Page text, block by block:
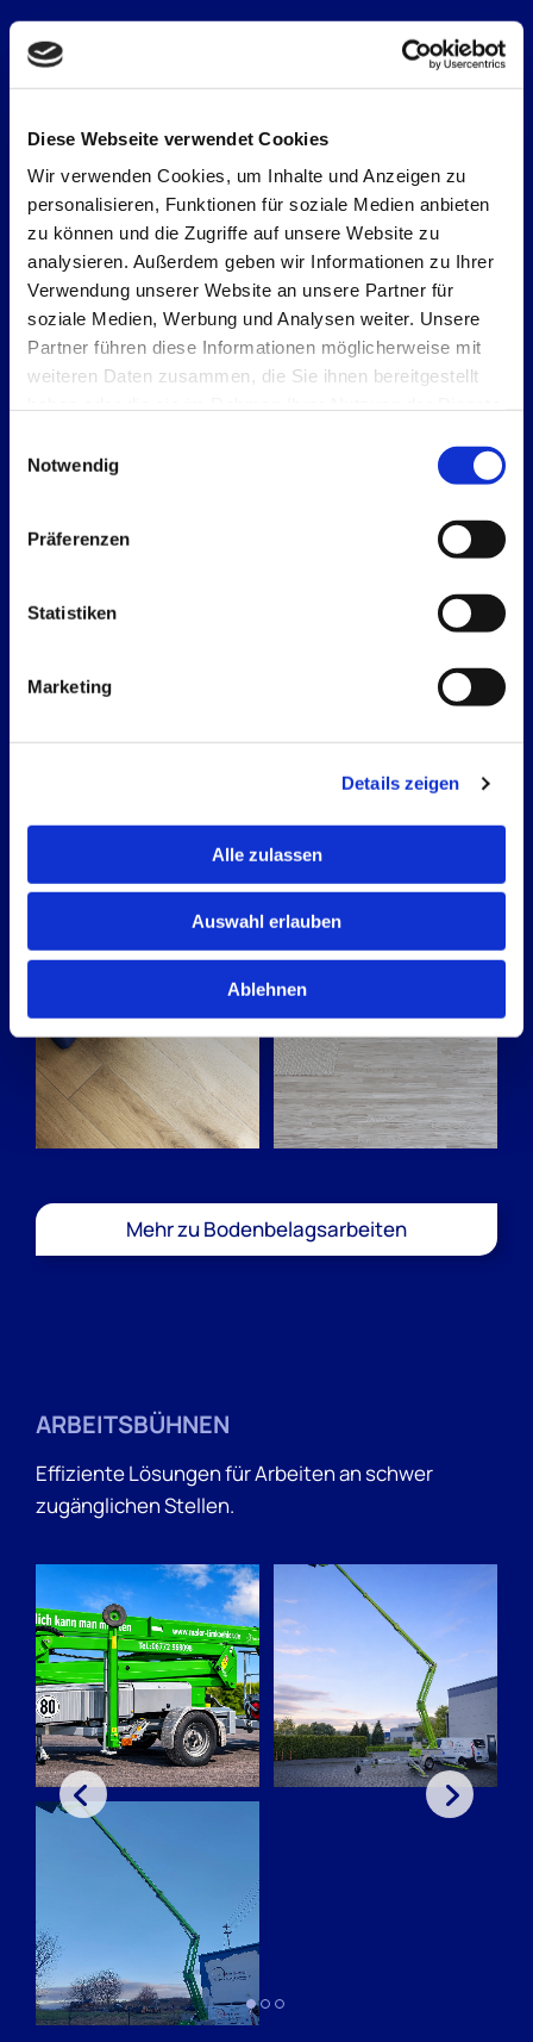
Diese Webseite verwendet Cookies
Wir verwenden Cookies, um Inhalte und Anzeigen zu
personalisieren, Funktionen für soziale Medien anbieten
zu können und die Zugriffe auf unsere Website zu
analysieren. Außerdem geben wir Informationen zu Ihrer
Verwendung unserer Website an unsere Partner für
soziale Medien, Werbung und Analysen weiter. Unsere
Partner führen diese Informationen möglicherweise mit
weiteren Daten zusammen, die Sie ihnen bereitgestellt
Notwendig
Präferenzen
Statistiken
Marketing
Details zeigen
Alle zulassen
Auswahl erlauben
Ablehnen
Trockenbau sowie moderne und klassische
Putzoberflächen mit handwerklicher Präzision.
Fachgerecht verlegte Bodenbeläge für Wohn- und
Mehr zu Bodenbelagsarbeiten
ARBEITSBÜHNEN
Effiziente Lösungen für Arbeiten an schwer
zugänglichen Stellen.